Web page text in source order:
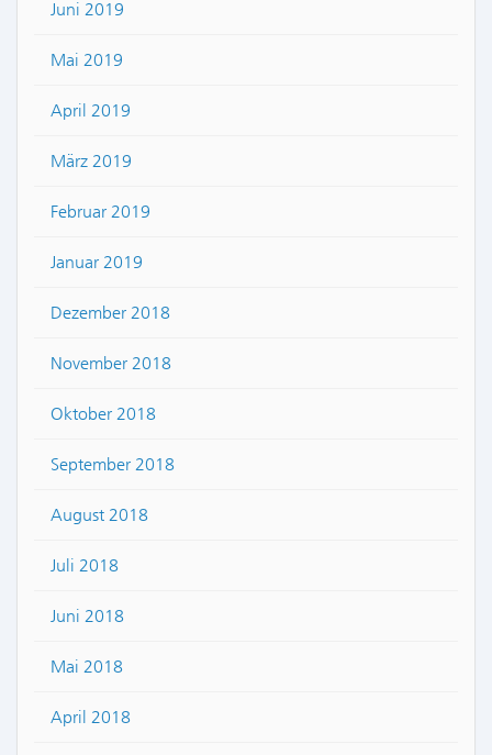
Juni 2019
Mai 2019
April 2019
März 2019
Februar 2019
Januar 2019
Dezember 2018
November 2018
Oktober 2018
September 2018
August 2018
Juli 2018
Juni 2018
Mai 2018
April 2018